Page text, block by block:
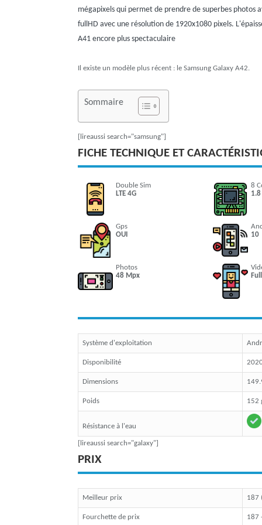
mégapixels qui permet de prendre de superbes photos
fullHD avec une résolution de 1920x1080 pixels.
A41 encore plus spectaculaire
Il existe un modèle plus récent : le Samsung Galaxy A42.
Sommaire
[lireaussi search="samsung"]
FICHE TECHNIQUE ET
Double Sim
LTE 4G
8
1.8
Gps
OUI
10
Photos
48 Mpx
Système d'exploitation
Disponibilité
Dimensions
Poids 152
Résistance à l'eau
[lireaussi search="galaxy"]
PRIX
Meilleur prix 187
Fourchette de prix 187